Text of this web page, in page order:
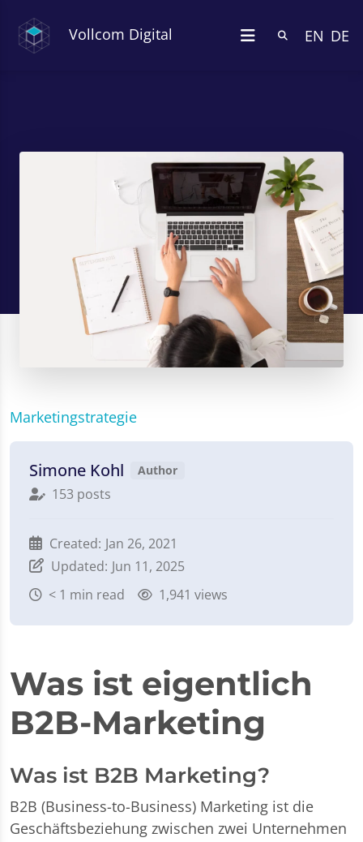
Vollcom Digital EN DE
Marketingstrategie
Simone Kohl Author
153 posts
Created: Jan 26, 2021
Updated: Jun 11, 2025
< 1 min read 1,941 views
Was ist eigentlich
B2B-Marketing
Was ist B2B Marketing?
B2B (Business-to-Business) Marketing ist die
Geschäftsbeziehung zwischen zwei Unternehmen